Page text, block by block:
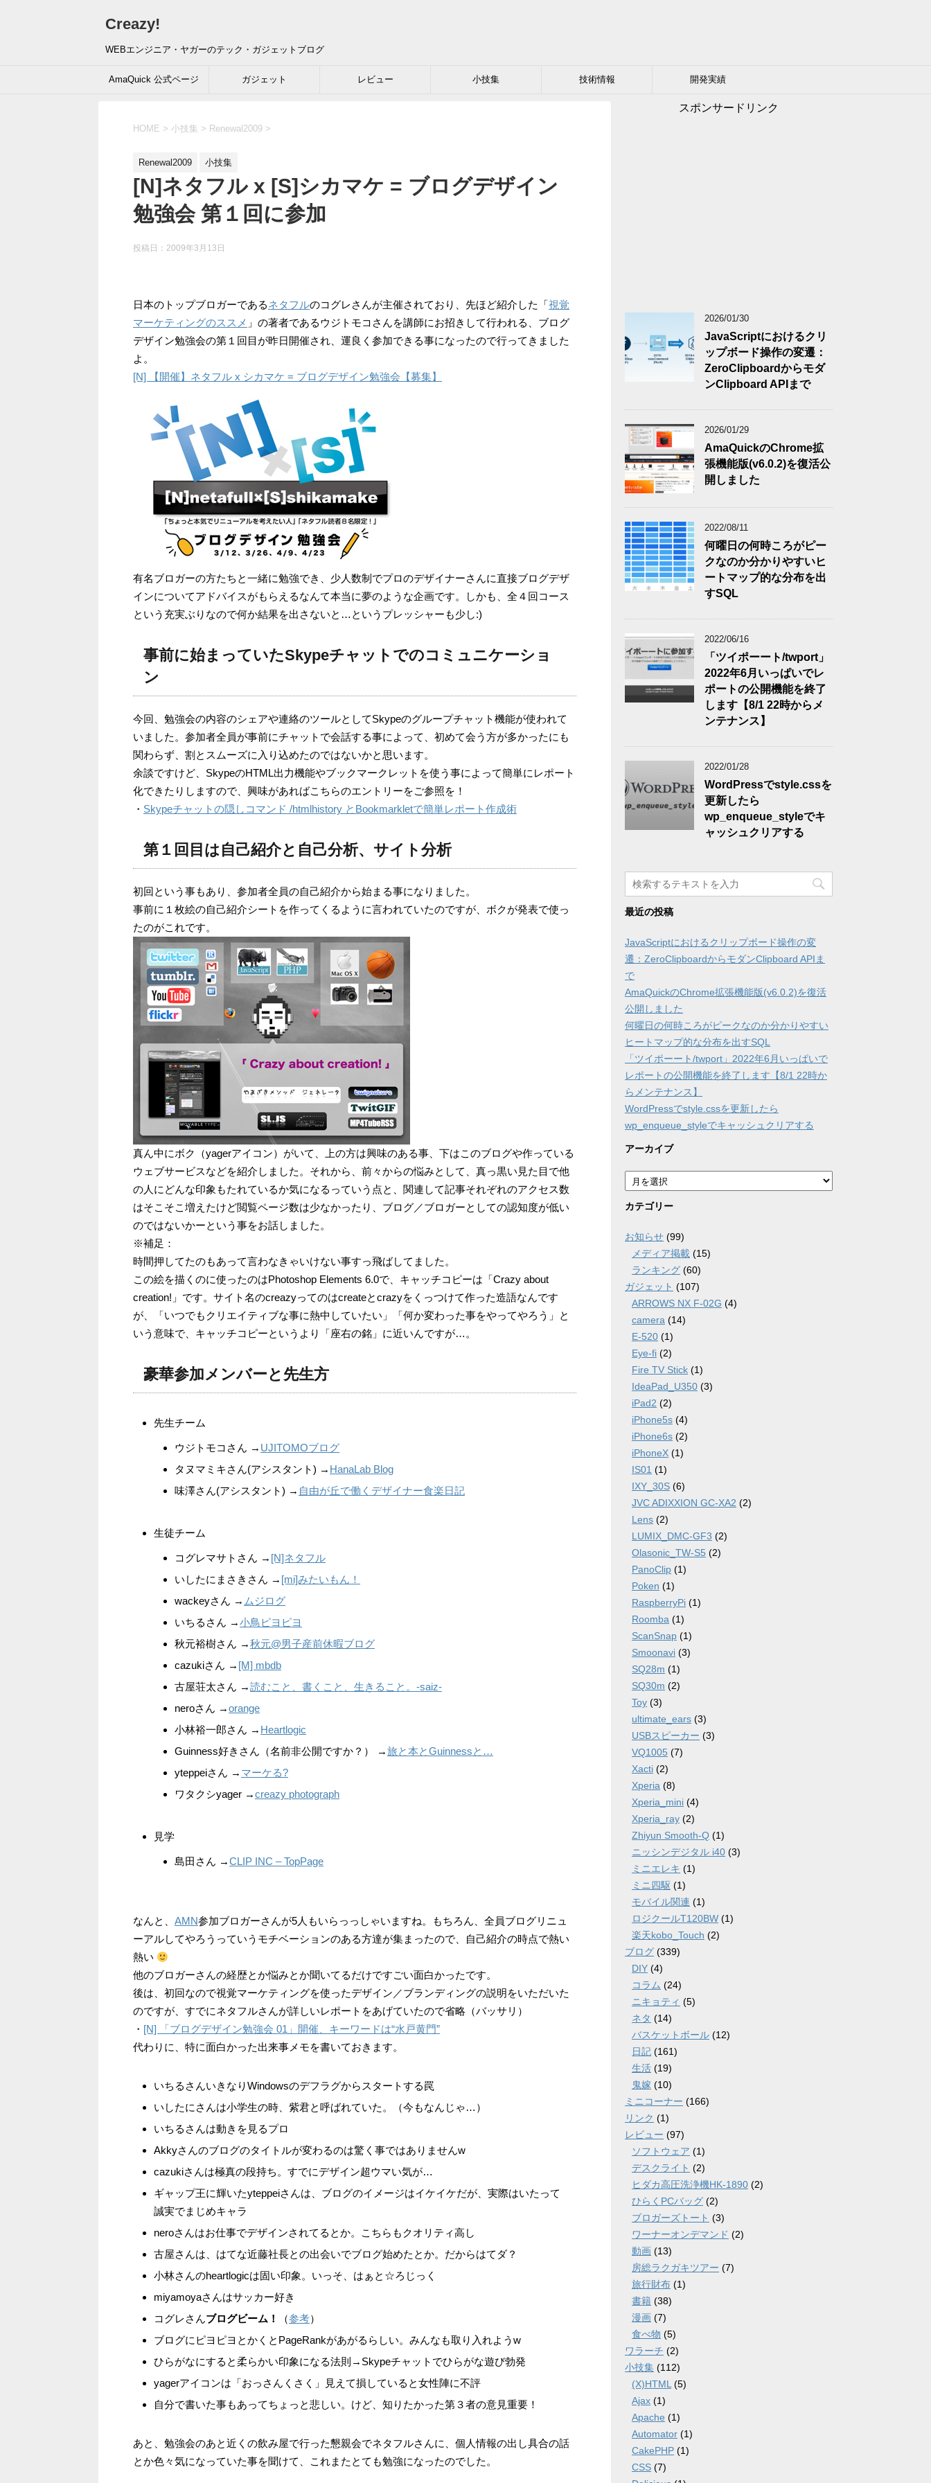
Creazy!
WEBエンジニア・ヤガーのテック・ガジェットブログ
AmaQuick 公式ページ ガジェット レビュー 小技集 技術情報 開発実績
HOME > 小技集 > Renewal2009 >
Renewal2009 小技集
[N]ネタフル x [S]シカマケ = ブログデザイン
勉強会 第１回に参加
投稿日： 2009年3月13日
日本のトップブロガーであるネタフルのコグレさんが主催されており、先ほど紹介した「視覚
マーケティングのススメ 」の著者であるウジトモコさんを講師にお招きして行われる、ブログ
デザイン勉強会の第１回目が昨日開催され、運良く参加できる事になったので行ってきました
よ。
[N] 【開催】ネタフル x シカマケ = ブログデザイン勉強会【募集】
有名ブロガーの方たちと一緒に勉強でき、少人数制でプロのデザイナーさんに直接ブログデザ
インについてアドバイスがもらえるなんて本当に夢のような企画です。しかも、全４回コース
という充実ぶりなので何か結果を出さないと…というプレッシャーも少し:)
事前に始まっていたSkypeチャットでのコミュニケーショ
ン
今回、勉強会の内容のシェアや連絡のツールとしてSkypeのグループチャット機能が使われて
いました。参加者全員が事前にチャットで会話する事によって、初めて会う方が多かったにも
関わらず、割とスムーズに入り込めたのではないかと思います。
余談ですけど、SkypeのHTML出力機能やブックマークレットを使う事によって簡単にレポート
化できたりしますので、興味があればこちらのエントリーをご参照を！
・ Skypeチャットの隠しコマンド /htmlhistory とBookmarkletで簡単レポート作成術
第１回目は自己紹介と自己分析、サイト分析
初回という事もあり、参加者全員の自己紹介から始まる事になりました。
事前に１枚絵の自己紹介シートを作ってくるように言われていたのですが、ボクが発表で使っ
たのがこれです。
真ん中にボク（yagerアイコン）がいて、上の方は興味のある事、下はこのブログや作っている
ウェブサービスなどを紹介しました。それから、前々からの悩みとして、真っ黒い見た目で他
の人にどんな印象もたれているか気になるっていう点と、関連して記事それぞれのアクセス数
はそこそこ増えたけど閲覧ページ数は少なかったり、ブログ／ブロガーとしての認知度が低い
のではないかーという事をお話しました。
※補足：
時間押してたのもあって言わなきゃいけない事すっ飛ばしてました。
この絵を描くのに使ったのはPhotoshop Elements 6.0で、キャッチコピーは「Crazy about
creation!」です。サイト名のcreazyってのはcreateとcrazyをくっつけて作った造語なんです
が、「いつでもクリエイティブな事に熱中していたい」「何か変わった事をやってやろう」と
いう意味で、キャッチコピーというより「座右の銘」に近いんですが…。
豪華参加メンバーと先生方
先生チーム
ウジトモコさん → UJITOMOブログ
タヌマミキさん(アシスタント) → HanaLab Blog
味澤さん(アシスタント) → 自由が丘で働くデザイナー食楽日記
生徒チーム
コグレマサトさん → [N]ネタフル
いしたにまさきさん → [mi]みたいもん！
wackeyさん → ムジログ
いちるさん →小鳥ピヨピヨ
秋元裕樹さん →秋元@男子産前休暇ブログ
cazukiさん → [M] mbdb
古屋荘太さん →読むこと、書くこと、生きること。-saiz-
neroさん →orange
小林裕一郎さん → Heartlogic
Guinness好きさん（名前非公開ですか？） →旅と本とGuinnessと…
yteppeiさん → マーケる?
ワタクシyager →creazy photograph
見学
島田さん →CLIP INC – TopPage
なんと、 AMN参加ブロガーさんが5人もいらっっしゃいますね。もちろん、全員ブログリニュ
ーアルしてやろうっていうモチベーションのある方達が集まったので、自己紹介の時点で熱い
熱い
他のブロガーさんの経歴とか悩みとか聞いてるだけですごい面白かったです。
後は、初回なので視覚マーケティングを使ったデザイン／ブランディングの説明をいただいた
のですが、すでにネタフルさんが詳しいレポートをあげていたので省略（バッサリ）
・ [N] 「ブログデザイン勉強会 01」開催、キーワードは“水戸黄門”
代わりに、特に面白かった出来事メモを書いておきます。
いちるさんいきなりWindowsのデフラグからスタートする罠
いしたにさんは小学生の時、紫君と呼ばれていた。（今もなんじゃ…）
いちるさんは動きを見るプロ
Akkyさんのブログのタイトルが変わるのは驚く事ではありませんw
cazukiさんは極真の段持ち。すでにデザイン超ウマい気が…
ギャップ王に輝いたyteppeiさんは、ブログのイメージはイケイケだが、実際はいたって
誠実でまじめキャラ
neroさんはお仕事でデザインされてるとか。こちらもクオリティ高し
古屋さんは、はてな近藤社長との出会いでブログ始めたとか。だからはてダ？
小林さんのheartlogicは固い印象。いっそ、はぁと☆ろじっく
miyamoyaさんはサッカー好き
コグレさんブログビーム！ （参考）
ブログにピヨピヨとかくとPageRankがあがるらしい。みんなも取り入れようw
ひらがなにすると柔らかい印象になる法則→Skypeチャットでひらがな遊び勃発
yagerアイコンは「おっさんくさく」見えて損していると女性陣に不評
自分で書いた事もあってちょっと悲しい。けど、知りたかった第３者の意見重要！
あと、勉強会のあと近くの飲み屋で行った懇親会でネタフルさんに、個人情報の出し具合の話
とか色々気になっていた事を聞けて、これまたとても勉強になったのでした。
スポンサードリンク
2026/01/30
JavaScriptにおけるクリ
ップボード操作の変遷：
ZeroClipboardからモダ
ンClipboard APIまで
2026/01/29
AmaQuickのChrome拡
張機能版(v6.0.2)を復活公
開しました
2022/08/11
何曜日の何時ころがピー
クなのか分かりやすいヒ
ートマップ的な分布を出
すSQL
2022/06/16
「ツイポーート/twport」
2022年6月いっぱいでレ
ポートの公開機能を終了
します【8/1 22時からメ
ンテナンス】
2022/01/28
WordPressでstyle.cssを
更新したら
wp_enqueue_styleでキ
ャッシュクリアする
最近の投稿
JavaScriptにおけるクリップボード操作の変
遷：ZeroClipboardからモダンClipboard APIま
で
AmaQuickのChrome拡張機能版(v6.0.2)を復活
公開しました
何曜日の何時ころがピークなのか分かりやすい
ヒートマップ的な分布を出すSQL
「ツイポーート/twport」2022年6月いっぱいで
レポートの公開機能を終了します【8/1 22時か
らメンテナンス】
WordPressでstyle.cssを更新したら
wp_enqueue_styleでキャッシュクリアする
アーカイブ
ア
ー
カ
ブ
カテゴリー
お知らせ (99)
メディア掲載 (15)
ランキング (60)
ガジェット (107)
ARROWS NX F-02G (4)
camera (14)
E-520 (1)
Eye-fi (2)
Fire TV Stick (1)
IdeaPad_U350 (3)
iPad2 (2)
iPhone5s (4)
iPhone6s (2)
iPhoneX (1)
IS01 (1)
IXY_30S (6)
JVC ADIXXION GC-XA2 (2)
Lens (2)
LUMIX_DMC-GF3 (2)
Olasonic_TW-S5 (2)
PanoClip (1)
Poken (1)
RaspberryPi (1)
Roomba (1)
ScanSnap (1)
Smoonavi (3)
SQ28m (1)
SQ30m (2)
Toy (3)
ultimate_ears (3)
USBスピーカー (3)
VQ1005 (7)
Xacti (2)
Xperia (8)
Xperia_mini (4)
Xperia_ray (2)
Zhiyun Smooth-Q (1)
ニッシンデジタル i40 (3)
ミニエレキ (1)
ミニ四駆 (1)
モバイル関連 (1)
ロジクールT120BW (1)
楽天kobo_Touch (2)
ブログ (339)
DIY (4)
コラム (24)
ニキョティ (5)
ネタ (14)
バスケットボール (12)
日記 (161)
生活 (19)
鬼嫁 (10)
ミニコーナー (166)
リンク (1)
レビュー (97)
ソフトウェア (1)
デスクライト (2)
ヒダカ高圧洗浄機HK-1890 (2)
ひらくPCバッグ (2)
ブロガーズトート (3)
ワーナーオンデマンド (2)
動画 (13)
房総ラクガキツアー (7)
旅行財布 (1)
書籍 (38)
漫画 (7)
食べ物 (5)
ワラーチ (2)
小技集 (112)
(X)HTML (5)
Ajax (1)
Apache (1)
Automator (1)
CakePHP (1)
CSS (7)